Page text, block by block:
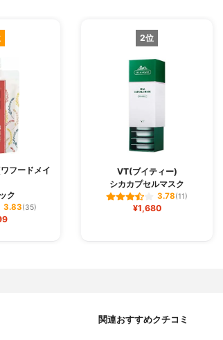
フードメイ
ク
3.83(35)
2位
VT(ブイティー)
シカカプセルマスク
3.78(11)
¥1,680
関連おすすめクチコミ